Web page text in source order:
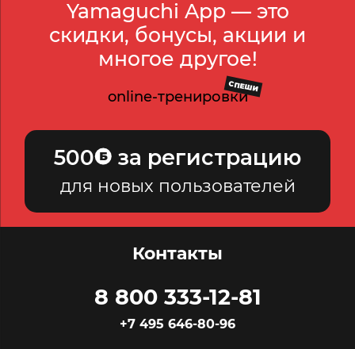
Yamaguchi App — это
скидки, бонусы, акции и
многое другое!
online-тренировки
СПЕШИ
500 за регистрацию
для новых пользователей
Контакты
8 800 333-12-81
+7 495 646-80-96